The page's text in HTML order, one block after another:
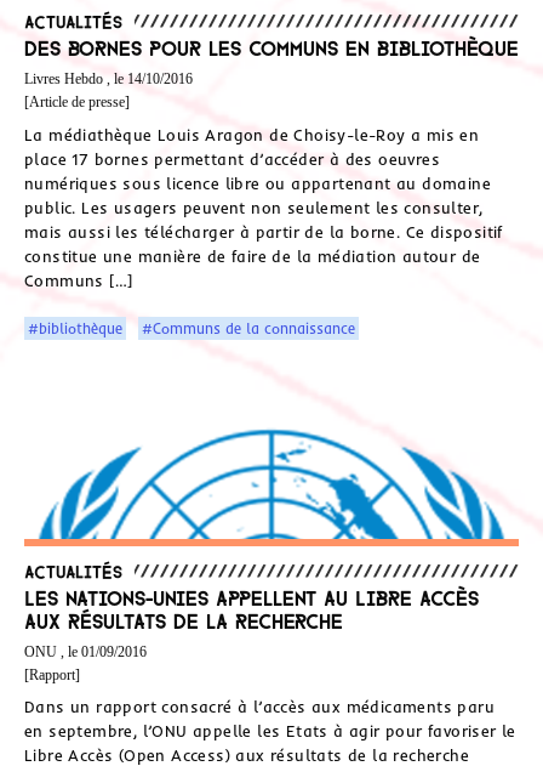
Actualités
Des bornes pour les Communs en bibliothèque
Livres Hebdo , le 14/10/2016
[Article de presse]
La médiathèque Louis Aragon de Choisy-le-Roy a mis en
place 17 bornes permettant d’accéder à des oeuvres
numériques sous licence libre ou appartenant au domaine
public. Les usagers peuvent non seulement les consulter,
mais aussi les télécharger à partir de la borne. Ce dispositif
constitue une manière de faire de la médiation autour de
Communs […]
#bibliothèque #Communs de la connaissance
Actualités
Les Nations-Unies appellent au Libre Accès
aux résultats de la recherche
ONU , le 01/09/2016
[Rapport]
Dans un rapport consacré à l’accès aux médicaments paru
en septembre, l’ONU appelle les Etats à agir pour favoriser le
Libre Accès (Open Access) aux résultats de la recherche